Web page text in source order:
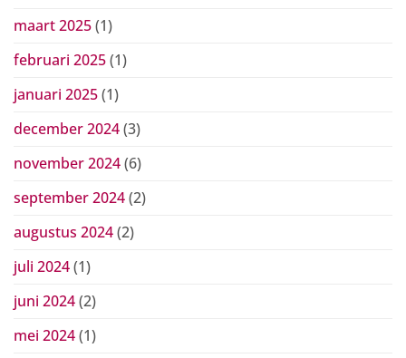
maart 2025(1)
februari 2025(1)
januari 2025(1)
december 2024(3)
november 2024(6)
september 2024(2)
augustus 2024(2)
juli 2024(1)
juni 2024(2)
mei 2024(1)